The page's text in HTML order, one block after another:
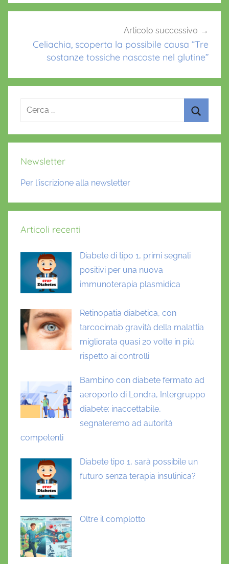
Articolo successivo
Celiachia, scoperta la possibile causa “Tre
sostanze tossiche nascoste nel glutine”
Ricerca
Newsletter
Per l'iscrizione alla newsletter
Articoli recenti
Diabete di tipo 1, primi segnali
positivi per una nuova
immunoterapia plasmidica
Retinopatia diabetica, con
tarcocimab gravità della malattia
migliorata quasi 20 volte in più
rispetto ai controlli
Bambino con diabete fermato ad
aeroporto di Londra, Intergruppo
diabete: inaccettabile,
segnaleremo ad autorità
competenti
Diabete tipo 1, sarà possibile un
futuro senza terapia insulinica?
Oltre il complotto